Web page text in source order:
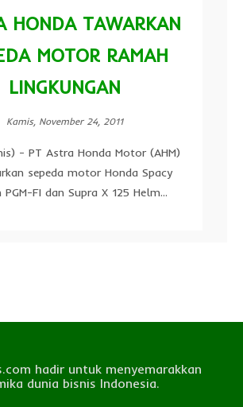
HONDA TAWARKAN
MOTOR RAMAH
LINGKUNGAN
Kamis, November 24, 2011
- PT Astra Honda Motor (AHM)
sepeda motor Honda Spacy
FI dan Supra X 125 Helm...
hadir untuk menyemarakkan
dunia bisnis Indonesia.